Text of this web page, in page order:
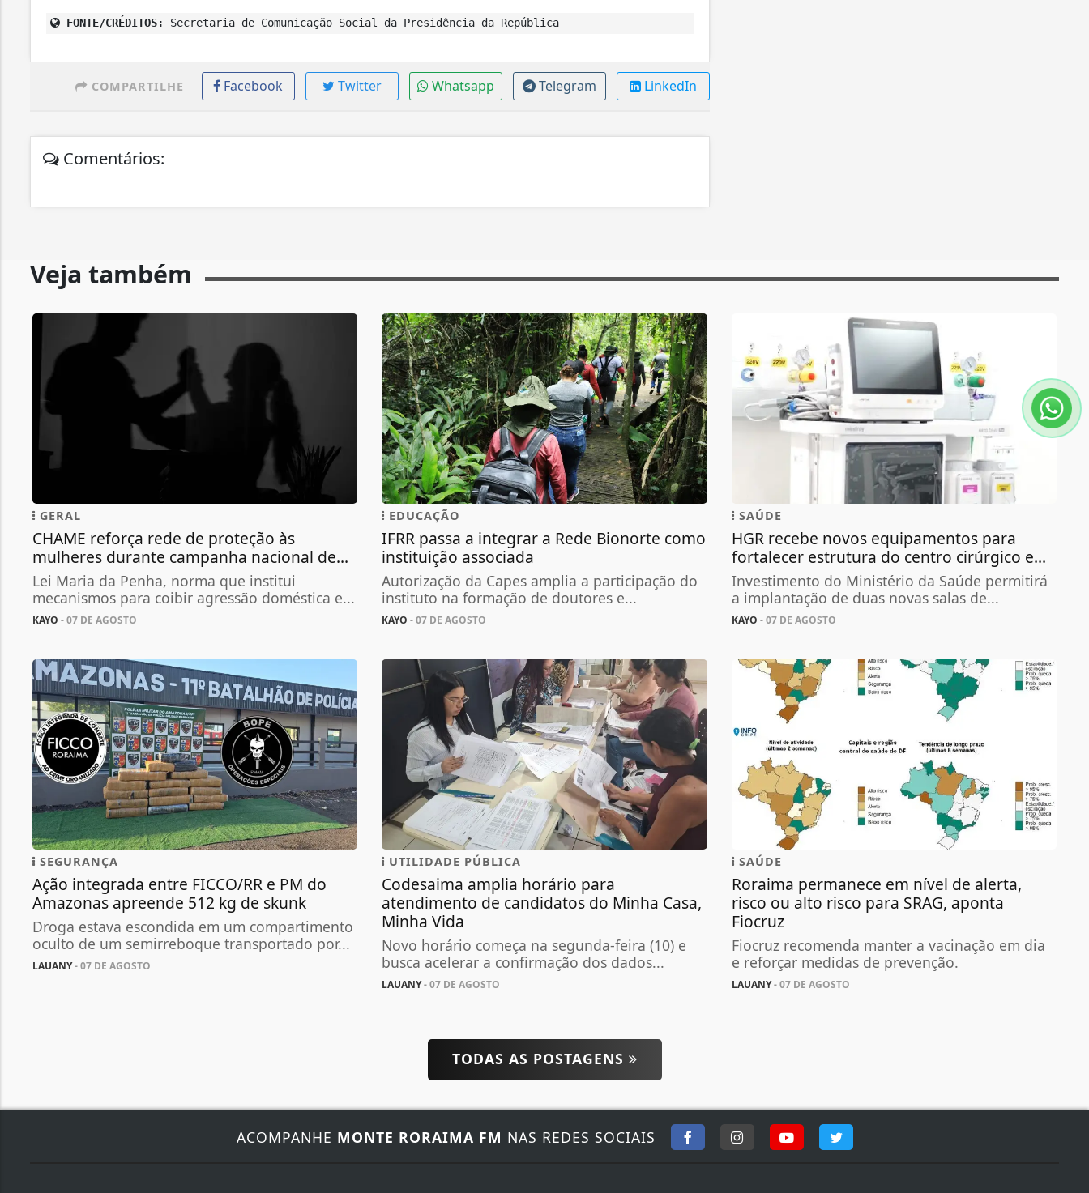
FONTE/CRÉDITOS: Secretaria de Comunicação Social da Presidência da República
COMPARTILHE Facebook Twitter Whatsapp Telegram LinkedIn
Comentários:
Veja também
GERAL
CHAME reforça rede de proteção às
mulheres durante campanha nacional de...
Lei Maria da Penha, norma que institui
mecanismos para coibir agressão doméstica e...
KAYO - 07 DE AGOSTO
EDUCAÇÃO
IFRR passa a integrar a Rede Bionorte como
instituição associada
Autorização da Capes amplia a participação do
instituto na formação de doutores e...
KAYO - 07 DE AGOSTO
SAÚDE
HGR recebe novos equipamentos para
fortalecer estrutura do centro cirúrgico e...
Investimento do Ministério da Saúde permitirá
a implantação de duas novas salas de...
KAYO - 07 DE AGOSTO
SEGURANÇA
Ação integrada entre FICCO/RR e PM do
Amazonas apreende 512 kg de skunk
Droga estava escondida em um compartimento
oculto de um semirreboque transportado por...
LAUANY- 07 DE AGOSTO
UTILIDADE PÚBLICA
Codesaima amplia horário para
atendimento de candidatos do Minha Casa,
Minha Vida
Novo horário começa na segunda-feira (10) e
busca acelerar a confirmação dos dados...
LAUANY- 07 DE AGOSTO
SAÚDE
Roraima permanece em nível de alerta,
risco ou alto risco para SRAG, aponta
Fiocruz
Fiocruz recomenda manter a vacinação em dia
e reforçar medidas de prevenção.
LAUANY- 07 DE AGOSTO
TODAS AS POSTAGENS
ACOMPANHE MONTE RORAIMA FM NAS REDES SOCIAIS